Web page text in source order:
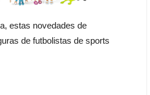
estas novedades de
de futbolistas de sports